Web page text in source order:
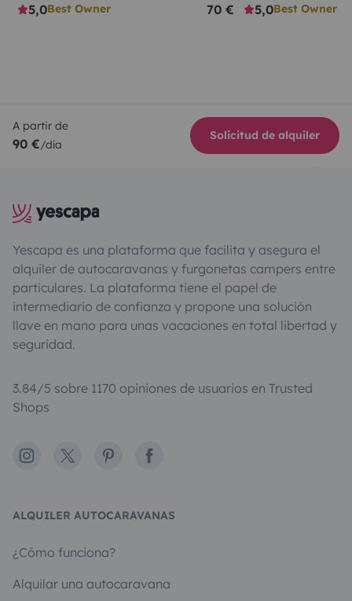
5,0Best Owner 70 €
5,0Best Owner
A partir de
90 €/día
Solicitud de alquiler
Yescapa es una plataforma que facilita y asegura el
alquiler de autocaravanas y furgonetas campers entre
particulares. La plataforma tiene el papel de
intermediario de confianza y propone una solución
llave en mano para unas vacaciones en total libertad y
seguridad.
3.84/5 sobre 1170 opiniones de usuarios en Trusted
Shops
Instagram
X PinterestFacebook
ALQUILER AUTOCARAVANAS
¿Cómo funciona?
Alquilar una autocaravana